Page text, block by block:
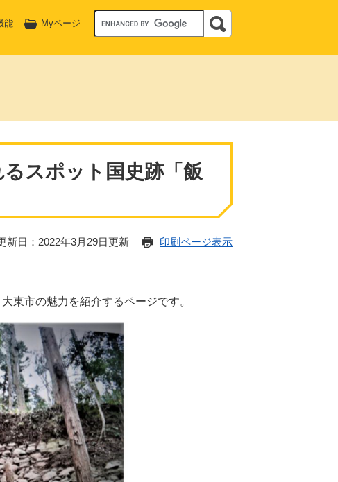
能 Myページ
スポット国史跡「飯
新日：2022年3月29日更新 印刷ページ表示
東市の魅力を紹介するページです。